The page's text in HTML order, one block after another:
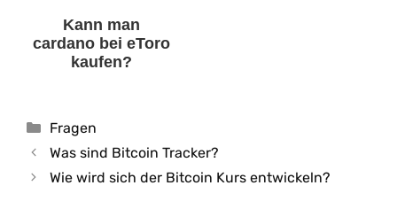
Kann man
cardano bei eToro
kaufen?
Kategorien
Fragen
Was sind Bitcoin Tracker?
Wie wird sich der Bitcoin Kurs entwickeln?